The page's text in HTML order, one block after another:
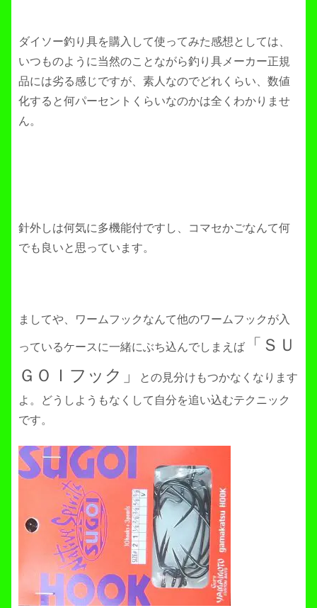
ダイソー釣り具を購入して使ってみた感想としては、
いつものように当然のことながら釣り具メーカー正規
品には劣る感じですが、素人なのでどれくらい、数値
化すると何パーセントくらいなのかは全くわかりませ
ん。
針外しは何気に多機能付ですし、コマセかごなんて何
でも良いと思っています。
ましてや、ワームフックなんて他のワームフックが入
っているケースに一緒にぶち込んでしまえば
「ＳＵ
ＧＯＩフック」
との見分けもつかなくなります
よ。どうしようもなくして自分を追い込むテクニック
です。